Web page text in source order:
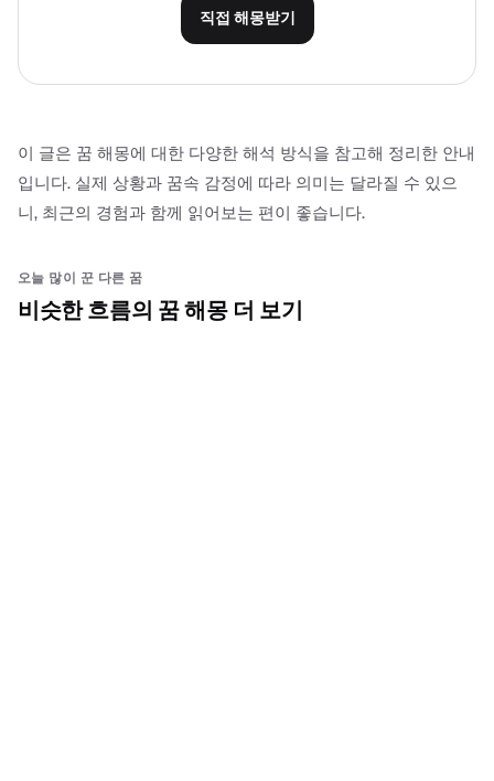
직접 해몽받기
이 글은 꿈 해몽에 대한 다양한 해석 방식을 참고해 정리한 안내
입니다. 실제 상황과 꿈속 감정에 따라 의미는 달라질 수 있으
니, 최근의 경험과 함께 읽어보는 편이 좋습니다.
오늘 많이 꾼 다른 꿈
비슷한 흐름의 꿈 해몽 더 보기